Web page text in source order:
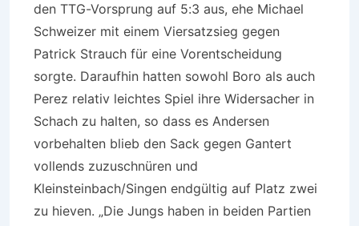
den TTG-Vorsprung auf 5:3 aus, ehe Michael
Schweizer mit einem Viersatzsieg gegen
Patrick Strauch für eine Vorentscheidung
sorgte. Daraufhin hatten sowohl Boro als auch
Perez relativ leichtes Spiel ihre Widersacher in
Schach zu halten, so dass es Andersen
vorbehalten blieb den Sack gegen Gantert
vollends zuzuschnüren und
Kleinsteinbach/Singen endgültig auf Platz zwei
zu hieven. „Die Jungs haben in beiden Partien